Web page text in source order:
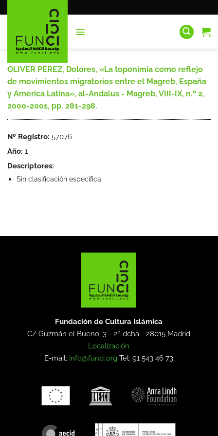
al
OLIVER PÉREZ, Dolores, «La toponimia como reflejo
de movimientos migratorios entre el Magreb, España
y América Latina», al-Andalus - Magreb, VIII-IX, n.º 2,
2000-2001, pp. 281-298.
Nº Registro: 57076
Año: 1
Descriptores:
Sin clasificación específica
Fundación de Cultura Islámica
C/ Guzmán el Bueno, 3 - 2º dcha -28015 Madrid
Localización
E-mail: info@funci.org Tel: 91 543 46 73